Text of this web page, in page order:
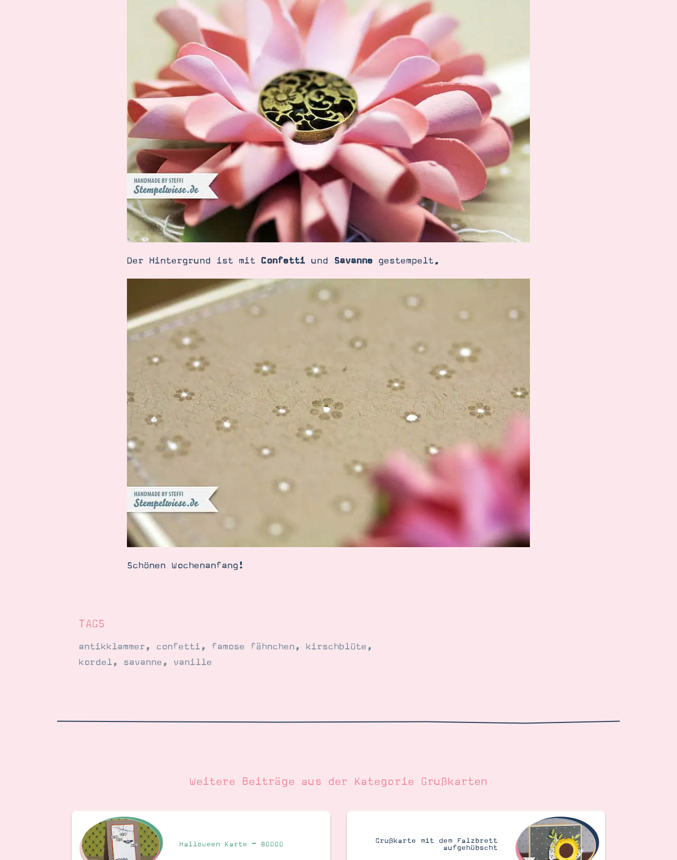
Der Hintergrund ist mit Confetti und Savanne gestempelt.
Schönen Wochenanfang!
TAGS
antikklammer, confetti, famose fähnchen, kirschblüte,
kordel, savanne, vanille
Weitere Beiträge aus der Kategorie Grußkarten
Halloween Karte – BOOOO
Grußkarte mit dem Falzbrett
aufgehübscht